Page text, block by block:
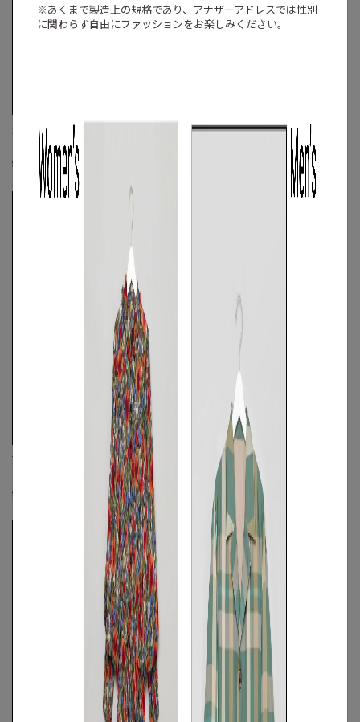
SIDE SLOPE
ニットイージーパンツ
S / ◯
TOMORROWLAND
メリノウールVネックカーディガン
Traditional Weatherwear
ノーカラーキルティングジャケット
S
SIDE SLOPE
ニットカーディガン
※あくまで製造上の規格であり、アナザーアドレスでは性別
に関わらず自由にファッションをお楽しみください。